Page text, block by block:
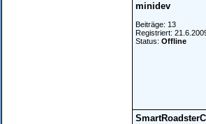
minidev
Beiträge: 13
Registriert:
Status: Offline